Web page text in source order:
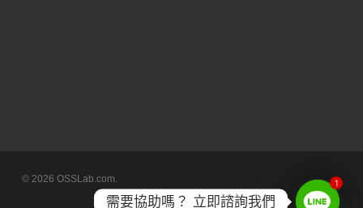
© 2026 OSSLab.com. 1
需要協助嗎？ 立即諮詢我們